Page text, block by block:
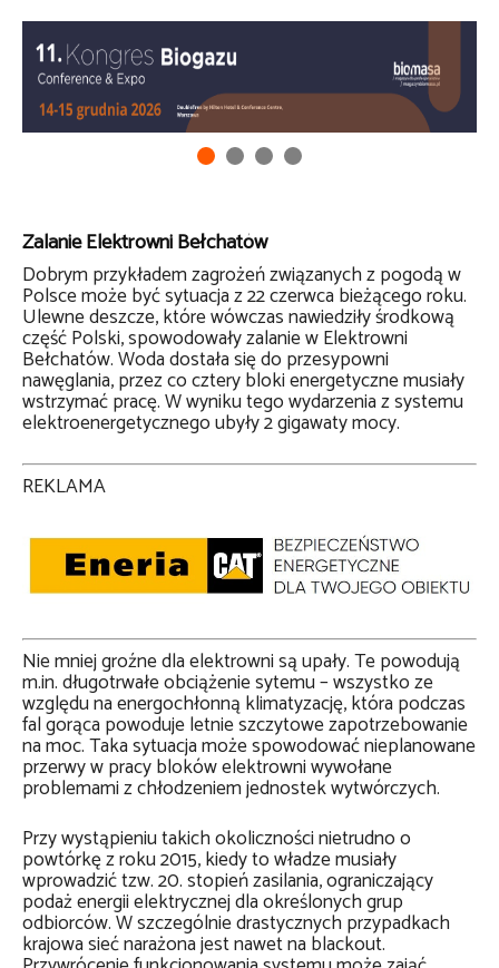
Zalanie Elektrowni Bełchatów
Dobrym przykładem zagrożeń związanych z pogodą w
Polsce może być sytuacja z 22 czerwca bieżącego roku.
Ulewne deszcze, które wówczas nawiedziły środkową
część Polski, spowodowały zalanie w Elektrowni
Bełchatów. Woda dostała się do przesypowni
nawęglania, przez co cztery bloki energetyczne musiały
wstrzymać pracę. W wyniku tego wydarzenia z systemu
elektroenergetycznego ubyły 2 gigawaty mocy.
REKLAMA
Nie mniej groźne dla elektrowni są upały. Te powodują
m.in. długotrwałe obciążenie sytemu – wszystko ze
względu na energochłonną klimatyzację, która podczas
fal gorąca powoduje letnie szczytowe zapotrzebowanie
na moc. Taka sytuacja może spowodować nieplanowane
przerwy w pracy bloków elektrowni wywołane
problemami z chłodzeniem jednostek wytwórczych.
Przy wystąpieniu takich okoliczności nietrudno o
powtórkę z roku 2015, kiedy to władze musiały
wprowadzić tzw. 20. stopień zasilania, ograniczający
podaż energii elektrycznej dla określonych grup
odbiorców. W szczególnie drastycznych przypadkach
krajowa sieć narażona jest nawet na blackout.